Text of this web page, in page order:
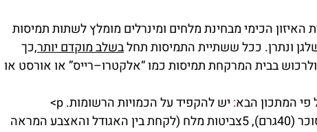
האיזון הכימי מבחינת מלחים ומינרלים מומלץ לשתות תמיסות
ונתרן. ככל ששתיית התמיסות תחל בשלב מוקדם יותר,כך
בבית המרקחת תמיסות כמו “אלקטרו–רייס” או אורסט או
: יש להקפיד על הכמויות הרשומות. p>
–ליטר מים,6כפיות גדושות סוכר (40גרם), 5צביטות מלח (לקחת בין האגודל והאצבע המראה